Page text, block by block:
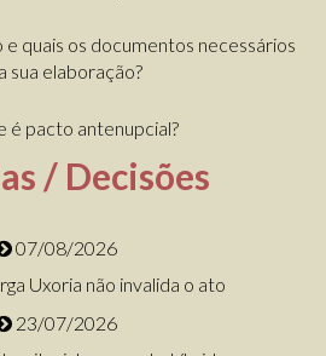
quais os documentos necessários
sua elaboração?
é pacto antenupcial?
/ Decisões
07/08/2026
Uxoria não invalida o ato
23/07/2026